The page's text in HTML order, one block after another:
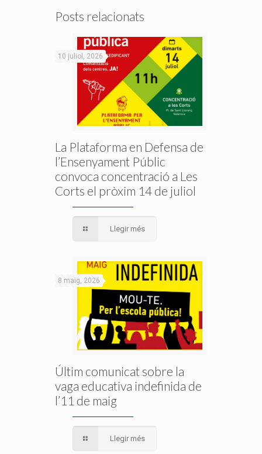
Posts relacionats
10 juliol, 2026
La Plataforma en Defensa de
l’Ensenyament Públic
convoca concentració a Les
Corts el pròxim 14 de juliol
Llegir més
8 maig, 2026
Últim comunicat sobre la
vaga educativa indefinida de
l’11 de maig
Llegir més